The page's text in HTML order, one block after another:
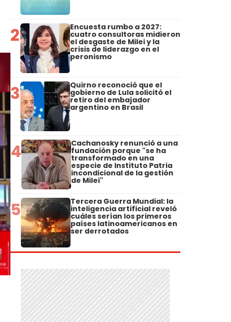
2 Encuesta rumbo a 2027:
cuatro consultoras midieron
el desgaste de Milei y la
crisis de liderazgo en el
peronismo
3 Quirno reconoció que el
gobierno de Lula solicitó el
retiro del embajador
argentino en Brasil
4 Cachanosky renunció a una
fundación porque "se ha
transformado en una
especie de Instituto Patria
incondicional de la gestión
de Milei"
5 Tercera Guerra Mundial: la
inteligencia artificial reveló
cuáles serían los primeros
países latinoamericanos en
ser derrotados